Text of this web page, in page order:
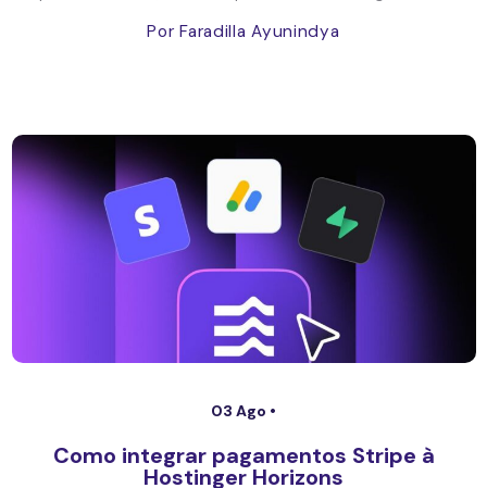
Por Faradilla Ayunindya
03 Ago •
Como integrar pagamentos Stripe à
Hostinger Horizons